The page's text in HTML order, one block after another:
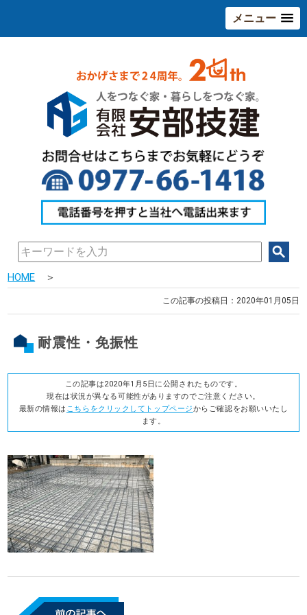
メニュー
HOME ＞
この記事の投稿日：2020年01月05日
耐震性・免振性
この記事は2020年1月5日に公開されたものです。
現在は状況が異なる可能性がありますのでご注意ください。
最新の情報は こちらをクリックしてトップページからご確認をお願いいたし
ます。